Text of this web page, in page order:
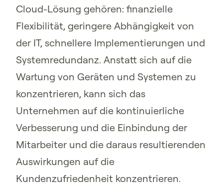
Cloud-Lösung gehören: finanzielle
Flexibilität, geringere Abhängigkeit von
der IT, schnellere Implementierungen und
Systemredundanz. Anstatt sich auf die
Wartung von Geräten und Systemen zu
konzentrieren, kann sich das
Unternehmen auf die kontinuierliche
Verbesserung und die Einbindung der
Mitarbeiter und die daraus resultierenden
Auswirkungen auf die
Kundenzufriedenheit konzentrieren.